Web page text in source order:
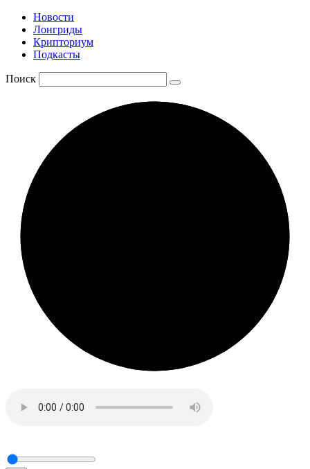
Новости
Лонгриды
Крипториум
Подкасты
Поиск